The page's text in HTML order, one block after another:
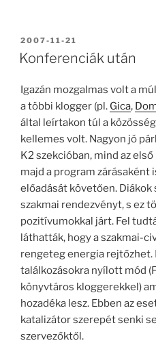
BEKÜLDVE:
2007-11-21
Konferenciák után
Igazán mozgalmas volt a
a többi klogger (pl. Gica,
által leírtakon túl a
kellemes volt. Nagyon jó
K2 szekcióban, mind az
majd a program zárásaként
előadását követően. Diákok
szakmai rendezvényt, s ez
pozitívumokkal járt. Fel
láthatták, hogy a szakmai-
rengeteg energia rejtőzhet.
találkozásokra nyílott mód
könyvtáros kloggerekkel)
hozadéka lesz. Ebben az
katalizátor szerepét senki
szervezőktől.